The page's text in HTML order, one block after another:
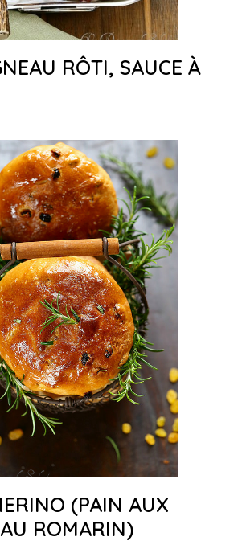
RÔTI, SAUCE À
(PAIN AUX
ROMARIN)